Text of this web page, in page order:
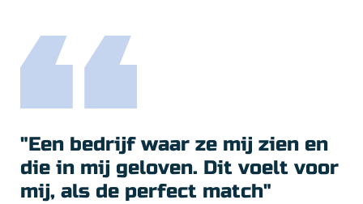
"Een bedrijf waar ze mij zien en
die in mij geloven. Dit voelt voor
mij, als de perfect match"